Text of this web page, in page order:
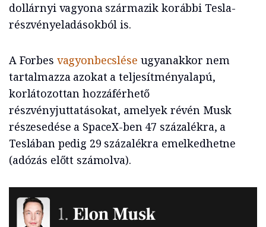
dollárnyi vagyona származik korábbi Tesla-
részvényeladásokból is.
A Forbes vagyonbecslése ugyanakkor nem
tartalmazza azokat a teljesítményalapú,
korlátozottan hozzáférhető
részvényjuttatásokat, amelyek révén Musk
részesedése a SpaceX-ben 47 százalékra, a
Teslában pedig 29 százalékra emelkedhetne
(adózás előtt számolva).